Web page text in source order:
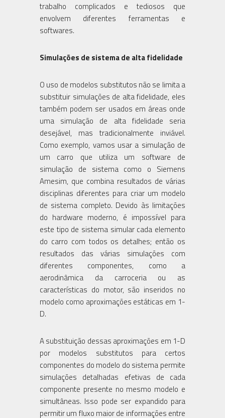
trabalho complicados e tediosos que
envolvem diferentes ferramentas e
softwares.
Simulações de sistema de alta fidelidade
O uso de modelos substitutos não se limita a
substituir simulações de alta fidelidade, eles
também podem ser usados em áreas onde
uma simulação de alta fidelidade seria
desejável, mas tradicionalmente inviável.
Como exemplo, vamos usar a simulação de
um carro que utiliza um software de
simulação de sistema como o Siemens
Amesim, que combina resultados de várias
disciplinas diferentes para criar um modelo
de sistema completo. Devido às limitações
do hardware moderno, é impossível para
este tipo de sistema simular cada elemento
do carro com todos os detalhes; então os
resultados das várias simulações com
diferentes componentes, como a
aerodinâmica da carroceria ou as
características do motor, são inseridos no
modelo como aproximações estáticas em 1-
D.
A substituição dessas aproximações em 1-D
por modelos substitutos para certos
componentes do modelo do sistema permite
simulações detalhadas efetivas de cada
componente presente no mesmo modelo e
simultâneas. Isso pode ser expandido para
permitir um fluxo maior de informações entre